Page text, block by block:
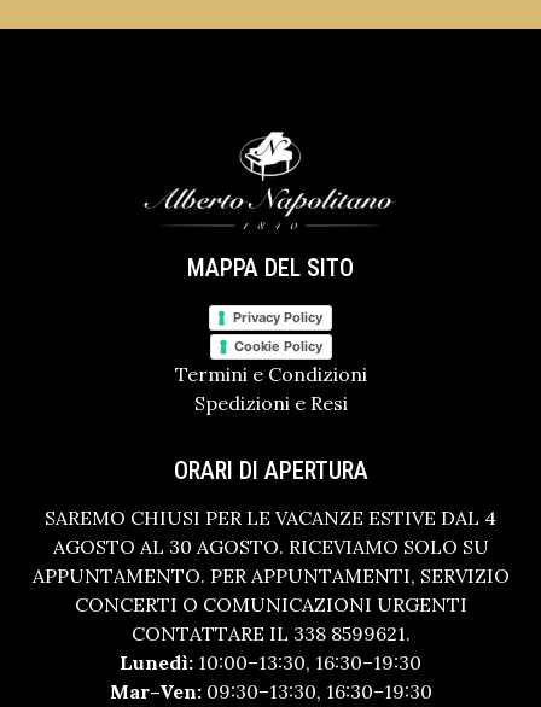
MAPPA DEL SITO
Privacy Policy
Cookie Policy
Termini e Condizioni
Spedizioni e Resi
ORARI DI APERTURA
SAREMO CHIUSI PER LE VACANZE ESTIVE DAL 4
AGOSTO AL 30 AGOSTO. RICEVIAMO SOLO SU
APPUNTAMENTO. PER APPUNTAMENTI, SERVIZIO
CONCERTI O COMUNICAZIONI URGENTI
CONTATTARE IL 338 8599621.
Lunedì: 10:00–13:30, 16:30–19:30
Mar–Ven:09:30–13:30, 16:30–19:30